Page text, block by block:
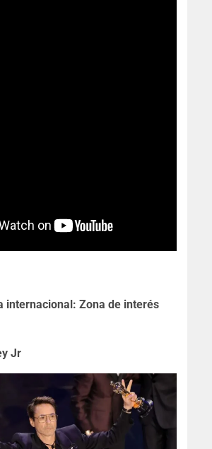
internacional: Zona de interés
Jr